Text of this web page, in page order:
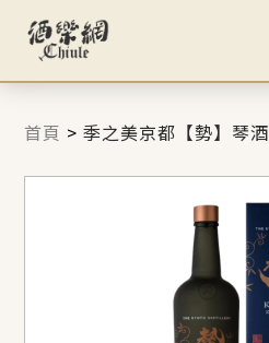
首頁 >季之美京都【勢】琴酒